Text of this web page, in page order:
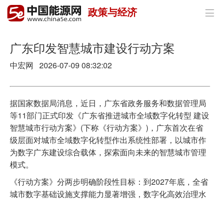
首页
政策与经济
油气
煤炭
电力
新能源
节能环保
分布式能源
政策与经济 
广东印发智慧城市建设行动方案
中宏网 2026-07-09 08:32:02
据国家数据局消息，近日，广东省政务服务和数据管理局
等11部门正式印发《广东省推进城市全域数字化转型 建设
智慧城市行动方案》(下称《行动方案》)，广东首次在省
级层面对城市全域数字化转型作出系统性部署，以城市作
为数字广东建设综合载体，探索面向未来的智慧城市管理
模式。
《行动方案》分两步明确阶段性目标：到2027年底，全省
城市数字基础设施支撑能力显著增强，数字化高效治理水